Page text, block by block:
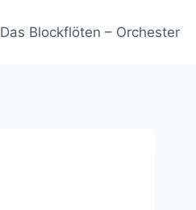
Das Blockflöten – Orchester